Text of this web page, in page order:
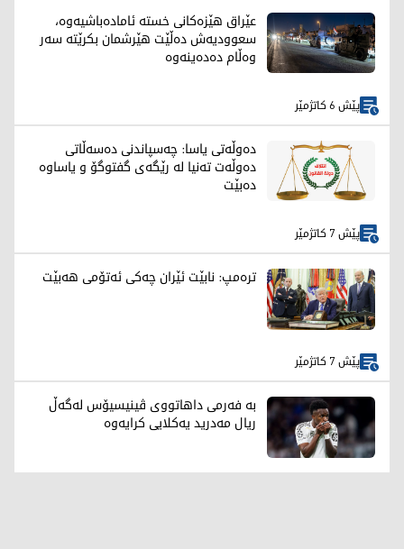
عێراق هێزەکانی خستە ئامادەباشیەوە،
سعوودیەش دەڵێت هێرشمان بکرێتە سەر
وەڵام دەدەینەوە
پێش 6 کاتژمێر
دەوڵەتی یاسا: چەسپاندنی دەسەڵاتی
دەوڵەت تەنیا لە رێگەی گفتوگۆ و یاساوە
دەبێت
پێش 7 کاتژمێر
ترەمپ: نابێت ئێران چەکی ئەتۆمی هەبێت
پێش 7 کاتژمێر
بە فەرمی داهاتووی ڤینیسیۆس لەگەڵ
ریال مەدرید یەکلایی کرایەوە